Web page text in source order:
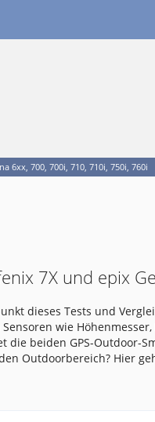
6xx, 700, 700i, 710, 710i, 750i, 760i
7X und epix
dieses Tests und
wie
die beiden GPS-Outdoor-
Outdoorbereich? Hier